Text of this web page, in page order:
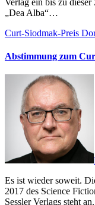
„Dea Alba“…
Curt-Siodmak-Preis
Abstimmung zum
Es ist wieder soweit. Die Abstimmung zum Curt-Siodmak-Preis
2017 des Science
Sessler Verlags steht